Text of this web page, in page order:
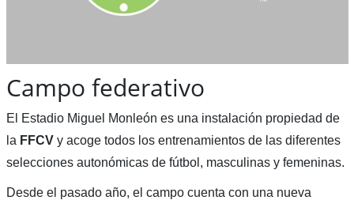
Campo federativo
El Estadio Miguel Monleón es una instalación propiedad de
la FFCVy acoge todos los entrenamientos de las diferentes
selecciones autonómicas de fútbol, masculinas y femeninas.
Desde el pasado año, el campo cuenta con una nueva